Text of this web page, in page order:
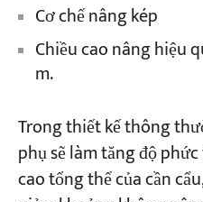
Cơ chế nâng kép
Chiều cao nâng hiệu
m.
Trong thiết kế thông
phụ sẽ làm tăng độ
cao tổng thể của cần